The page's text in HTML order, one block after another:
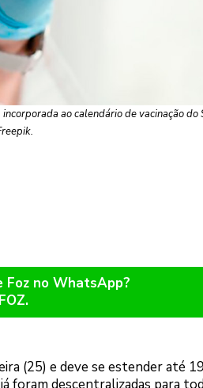
ao calendário de vacinação do
Foz no WhatsApp?
(25) e deve se estender até